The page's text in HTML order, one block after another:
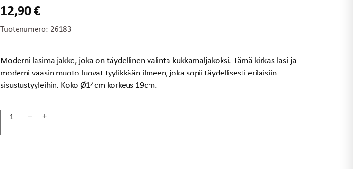
12,90€
Tuotenumero: 26183
Moderni lasimaljakko, joka on täydellinen valinta kukkamaljakoksi. Tämä kirkas lasi ja
moderni vaasin muoto luovat tyylikkään ilmeen, joka sopii täydellisesti erilaisiin
sisustustyyleihin. Koko Ø14cm korkeus 19cm.
Maljakko
− +